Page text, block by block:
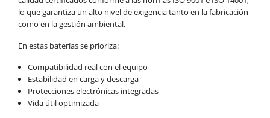
lo que garantiza un alto nivel de exigencia tanto en la fabricación
como en la gestión ambiental.
En estas baterías se prioriza:
Compatibilidad real con el equipo
Estabilidad en carga y descarga
Protecciones electrónicas integradas
Vida útil optimizada